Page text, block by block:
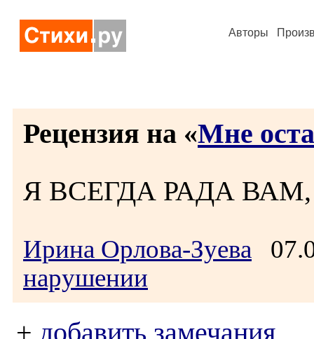
Авторы
Рецензия на «Мне
Я ВСЕГДА РАДА ВАМ,
Ирина Орлова-Зуева
нарушении
+ добавить замечания